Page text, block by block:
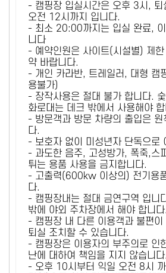
- 캠핑장 입실시간은 오후 3시, 퇴
오전 12시까지 입니다.
- 최소 20:00까지는 입실 완료,
니다
- 예약인원은 사이트(시설별) 제한
약 바랍니다.
- 개인 카라반, 트레일러, 대형 캠
용불가)
- 장작사용은 절대 불가 합니다.
화로대는 데크 밖에서 사용해야
- 방문객과 방문 차량의 출입은 원
다.
- 보호자 없이 미성년자 단독으로
- 과도한 음주, 고성방가, 폭죽,스
튀는 용품 사용을 금지합니다.
- 고출력(600kw 이상의) 전기용
다.
- 캠핑장내는 절대 금연구역 입니
밖에 야외 주차장에서 해야 합니다.
- 캠핑장 내 다른 이용객과 불편이
퇴실 조치할 수 있습니다.
- 캠핑장은 이용자의 부주의로 인
난에 대하여 책임을 지지 않습니다.
- 오후 10시부터 익일 오전 8시